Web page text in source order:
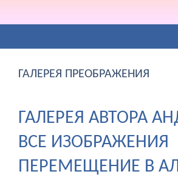
ГАЛЕРЕЯ ПРЕОБРАЖЕНИЯ
ГАЛЕРЕЯ АВТОРА
ВСЕ ИЗОБРАЖЕНИЯ
ПЕРЕМЕЩЕНИЕ В